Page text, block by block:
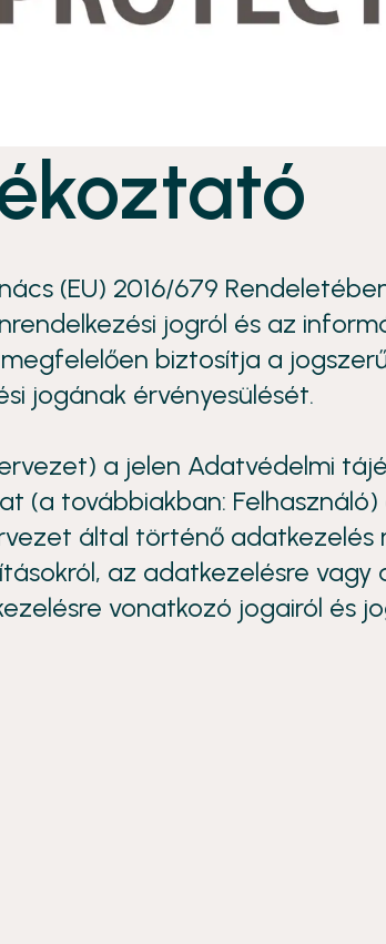
(EU) 2016/679
jogról és az
biztosítja a
jogának érvényesülését.
a jelen Adatvédelmi
(a továbbiakban:
által történő adatkezelés
az adatkezelésre
vonatkozó jogairól és